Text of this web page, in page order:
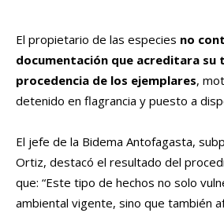
El propietario de las especies no
documentación que acreditara su
procedencia de los ejemplares,
detenido en flagrancia y puesto a
El jefe de la Bidema Antofagasta,
Ortiz, destacó el resultado del
que: “Este tipo de hechos no solo
ambiental vigente, sino que también